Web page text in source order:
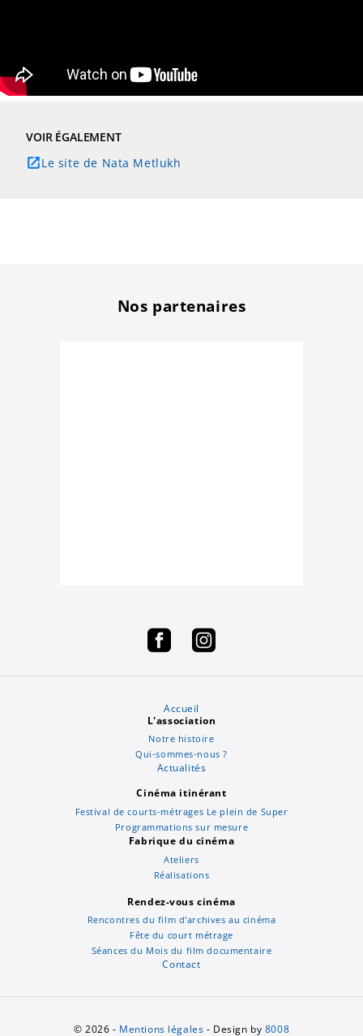
VOIR ÉGALEMENT
Le site de Nata Metlukh
Nos partenaires
Accueil
L'association
Notre histoire
Qui-sommes-nous ?
Actualités
Cinéma itinérant
Festival de courts-métrages Le plein de Super
Programmations sur mesure
Fabrique du cinéma
Ateliers
Réalisations
Rendez-vous cinéma
Rencontres du film d'archives au cinéma
Fête du court métrage
Séances du Mois du film documentaire
Contact
© 2026 - Mentions légales - Design by 8008